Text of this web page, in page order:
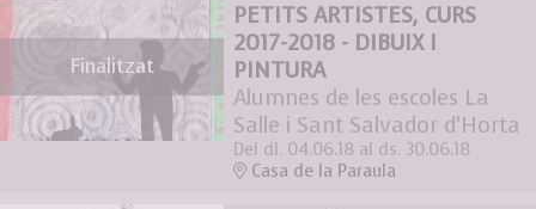
Finalitzat
PETITS ARTISTES, CURS
2017-2018 - DIBUIX I
PINTURA
Alumnes de les escoles La
Salle i Sant Salvador d’Horta
Del dl. 04.06.18 al ds. 30.06.18
Casa de la Paraula